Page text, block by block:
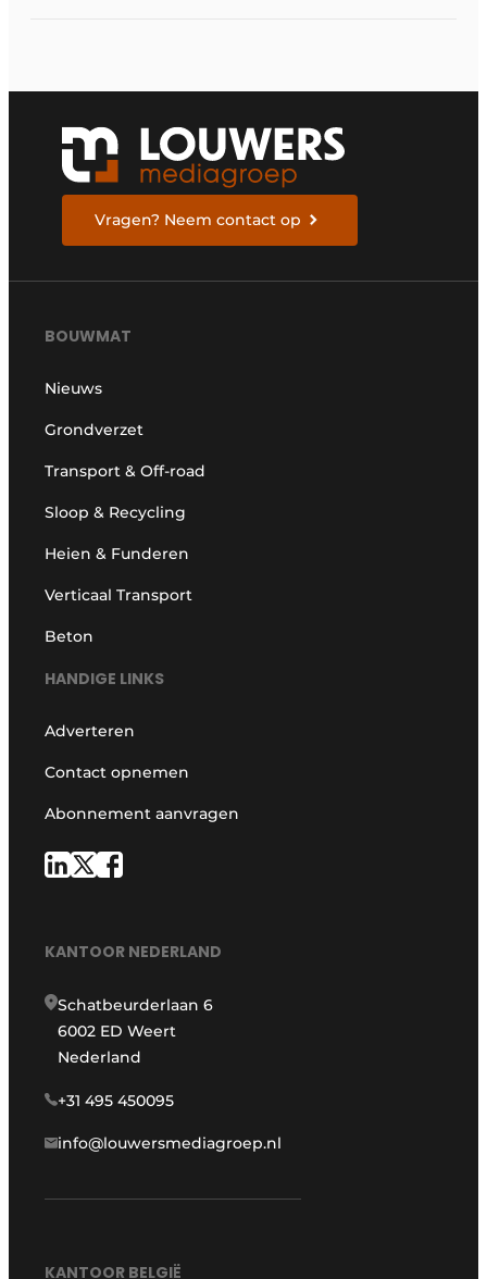
Vragen? Neem contact op
BOUWMAT
Nieuws
Grondverzet
Transport & Off-road
Sloop & Recycling
Heien & Funderen
Verticaal Transport
Beton
HANDIGE LINKS
Adverteren
Contact opnemen
Abonnement aanvragen
KANTOOR NEDERLAND
Schatbeurderlaan 6
6002 ED Weert
Nederland
+31 495 450095
info@louwersmediagroep.nl
KANTOOR BELGIË